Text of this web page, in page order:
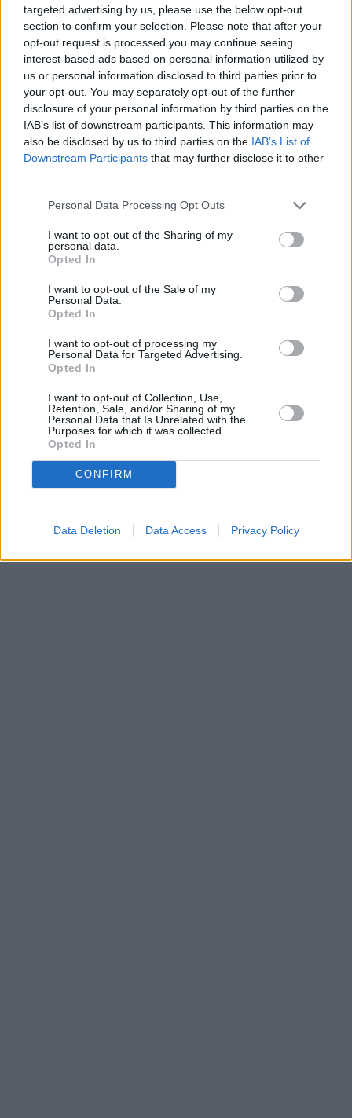
targeted advertising by us, please use the below opt-out
section to confirm your selection. Please note that after your
opt-out request is processed you may continue seeing
interest-based ads based on personal information utilized by
us or personal information disclosed to third parties prior to
your opt-out. You may separately opt-out of the further
disclosure of your personal information by third parties on the
IAB’s list of downstream participants. This information may
also be disclosed by us to third parties on the IAB’s List of
Downstream Participants that may further disclose it to other
Personal Data Processing Opt Outs
I want to opt-out of the Sharing of my
personal data.
Opted In
I want to opt-out of the Sale of my
Personal Data.
Opted In
I want to opt-out of processing my
Personal Data for Targeted Advertising.
Opted In
I want to opt-out of Collection, Use,
Retention, Sale, and/or Sharing of my
Personal Data that Is Unrelated with the
Purposes for which it was collected.
Opted In
CONFIRM
Data Deletion Data Access Privacy Policy
Jihlava)
06.08.2026 -Bosch Powertrain s.r.o. • montážní dělník • mzda 44.700
týdenní zálohy na mzdu 2.000 Kč (Jihlava, okres Jihlava)
06.08.2026 -
Bosch Powertrain s.r.o. Jihlava • práce ve skladu • mzda
48.400 Kč • náborový bonus 50.000 Kč • ubytování (Jihlava, okres
06.08.2026 -Bosch Powertrain s.r.o. Jihlava • střídač • mzda 48.400
příspěvek na ubytování (Jihlava, okres Jihlava)
06.08.2026 -Bosch Powertrain s.r.o. • seřizování strojů • mzda
náborový bonus 100.000 Kč • ubytování (Jihlava, okres Jihlava)
... další nabídky zaměstnání
Vybrané články
vysílacím týdnu
naladění na Skylinku
Parabola.cz - web o satelitní, terestrické a kabelové televizi, ©
O webu parabola.cz•O souborech cookies•Inzerce
Kontakt
Dovolená u moře •Bazény